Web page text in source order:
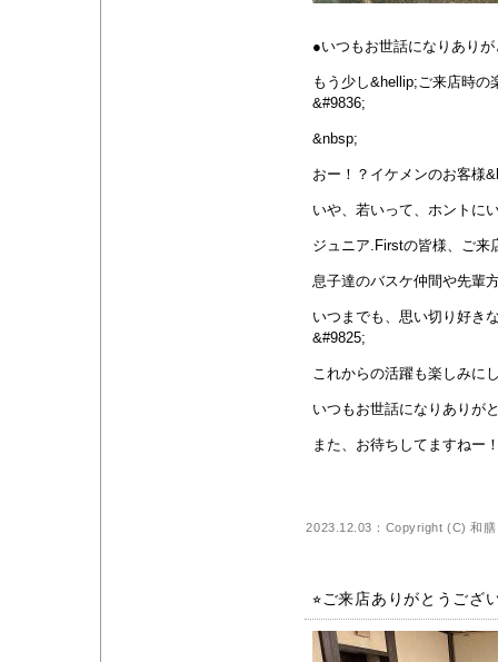
●いつもお世話になりあり
もう少し&hellip;ご来店時の
&#9836;
&nbsp;
おー！？イケメンのお客様
いや、若いって、ホントに
ジュニア.Firstの皆様、ご来
息子達のバスケ仲間や先輩
いつまでも、思い切り好き
&#9825;
これからの活躍も楽しみに
いつもお世話になりありが
また、お待ちしてますねー
2023.12.03：Copyright (C)和
⭐︎ご来店ありがとうござ